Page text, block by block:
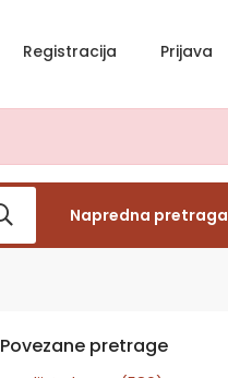
Registracija Prijava
Napredna pretraga
Povezane pretrage